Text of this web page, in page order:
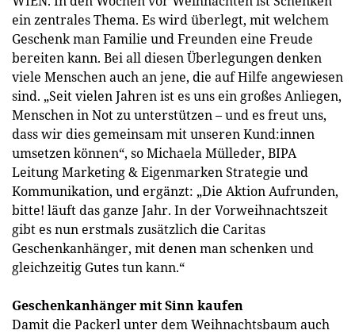
ein zentrales Thema. Es wird überlegt, mit welchem
Geschenk man Familie und Freunden eine Freude
bereiten kann. Bei all diesen Überlegungen denken
viele Menschen auch an jene, die auf Hilfe angewiesen
sind. „Seit vielen Jahren ist es uns ein großes Anliegen,
Menschen in Not zu unterstützen – und es freut uns,
dass wir dies gemeinsam mit unseren Kund:innen
umsetzen können“, so Michaela Mülleder, BIPA
Leitung Marketing & Eigenmarken Strategie und
Kommunikation, und ergänzt: „Die Aktion Aufrunden,
bitte! läuft das ganze Jahr. In der Vorweihnachtszeit
gibt es nun erstmals zusätzlich die Caritas
Geschenkanhänger, mit denen man schenken und
gleichzeitig Gutes tun kann.“
Geschenkanhänger mit Sinn kaufen
Damit die Packerl unter dem Weihnachtsbaum auch